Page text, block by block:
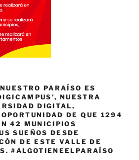
PARAÍSO ES
NUESTRA
DIGITAL,
DE QUE 1294
42 MUNICIPIOS
SUEÑOS DESDE
DE ESTE VALLE DE
#ALGOTIENEELPARAÍSO